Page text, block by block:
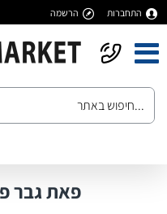
התחברות הרשמה
פאת גבר